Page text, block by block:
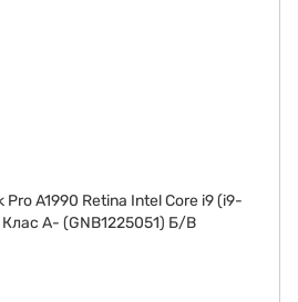
A1990 Retina Intel Core i9 (i9-
Клас A- (GNB1225051) Б/В